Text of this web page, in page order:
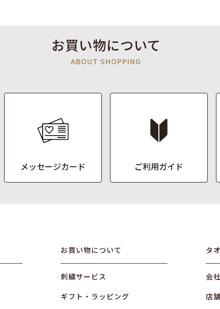
お買い物について
ABOUT SHOPPING
メッセージカード ご利用ガイド
お買い物について
刺繍サービス
ギフト・ラッピング
タ
会
店